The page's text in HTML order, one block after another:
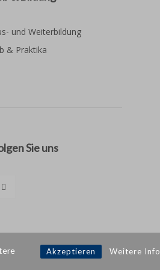
Akzeptieren Weitere
und Weiterbildung
& Praktika
Sie uns